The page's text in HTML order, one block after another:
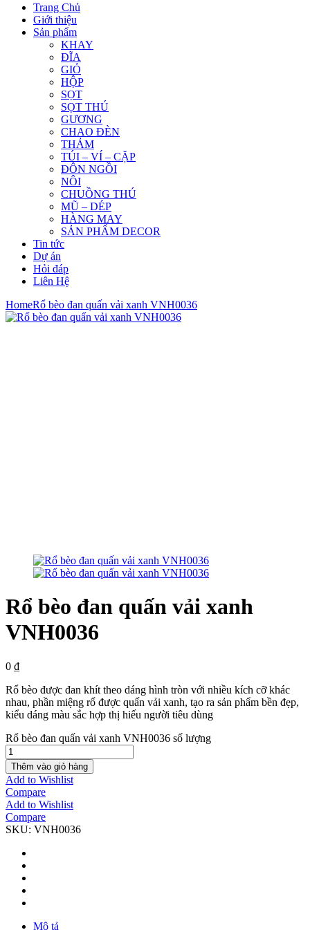
Trang Chủ
Giới thiệu
Sản phẩm
KHAY
ĐĨA
GIỎ
HỘP
SỌT
SỌT THÚ
GƯƠNG
CHAO ĐÈN
THẢM
TÚI – VÍ – CẶP
ĐÔN NGỒI
NÔI
CHUỒNG THÚ
MŨ – DÉP
HÀNG MAY
SẢN PHẨM DECOR
Tin tức
Dự án
Hỏi đáp
Liên Hệ
HomeRổ bèo đan quấn vải xanh VNH0036
Rổ bèo đan quấn vải xanh
VNH0036
0 ₫
Rổ bèo được đan khít theo dáng hình tròn với nhiều kích cỡ khác
nhau, phần miệng rổ được quấn vải xanh, tạo ra sản phẩm bền đẹp,
kiểu dáng màu sắc hợp thị hiếu người tiêu dùng
Rổ bèo đan quấn vải xanh VNH0036 số lượng
Thêm vào giỏ hàng
Add to Wishlist
Compare
Add to Wishlist
Compare
SKU: VNH0036
Mô tả